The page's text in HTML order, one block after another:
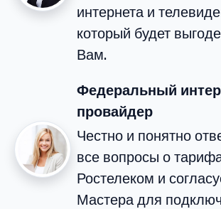
интернета и
который будет
Вам.
Федеральный
провайдер
Честно и понятно
все вопросы о
Ростелеком и
Мастера для